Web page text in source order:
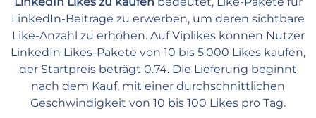
LinkedIn-Beiträge zu erwerben, um deren sichtbare
Like-Anzahl zu erhöhen. Auf Viplikes können Nutzer
LinkedIn Likes-Pakete von 10 bis 5.000 Likes kaufen,
der Startpreis beträgt 0.74. Die Lieferung beginnt
nach dem Kauf, mit einer durchschnittlichen
Geschwindigkeit von 10 bis 100 Likes pro Tag.